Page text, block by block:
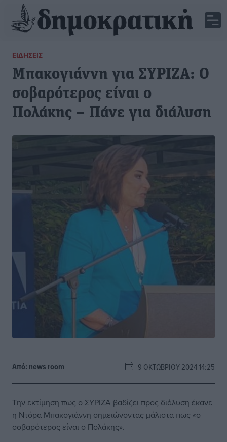
ΕΙΔΉΣΕΙΣ
Μπακογιάννη για ΣΥΡΙΖΑ: Ο
σοβαρότερος είναι ο
Πολάκης – Πάνε για διάλυση
Από: news room 9 ΟΚΤΩΒΡΊΟΥ 2024 14:25
Την εκτίμηση πως ο ΣΥΡΙΖΑ βαδίζει προς διάλυση έκανε
η Ντόρα Μπακογιάννη σημειώνοντας μάλιστα πως «ο
σοβαρότερος είναι ο Πολάκης».